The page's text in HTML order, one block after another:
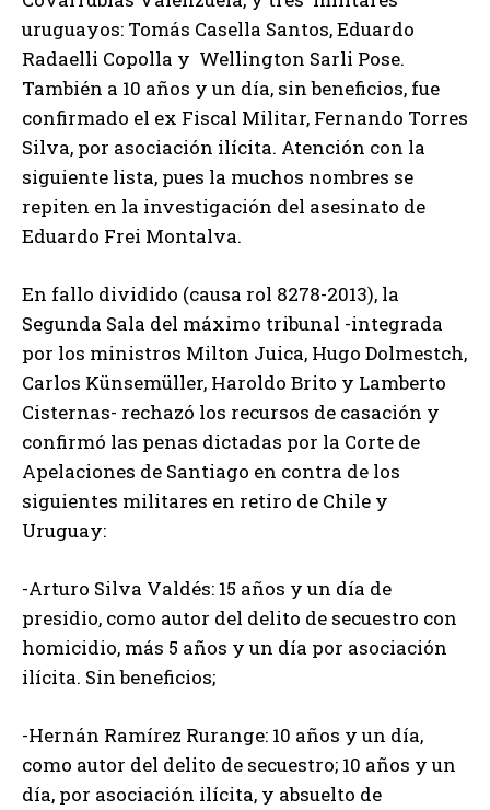
uruguayos: Tomás Casella Santos, Eduardo
Radaelli Copolla y Wellington Sarli Pose.
También a 10 años y un día, sin beneficios, fue
confirmado el ex Fiscal Militar, Fernando Torres
Silva, por asociación ilícita. Atención con la
siguiente lista, pues la muchos nombres se
repiten en la investigación del asesinato de
Eduardo Frei Montalva.
En fallo dividido (causa rol 8278-2013), la
Segunda Sala del máximo tribunal -integrada
por los ministros Milton Juica, Hugo Dolmestch,
Carlos Künsemüller, Haroldo Brito y Lamberto
Cisternas- rechazó los recursos de casación y
confirmó las penas dictadas por la Corte de
Apelaciones de Santiago en contra de los
siguientes militares en retiro de Chile y
Uruguay:
-Arturo Silva Valdés: 15 años y un día de
presidio, como autor del delito de secuestro con
homicidio, más 5 años y un día por asociación
ilícita. Sin beneficios;
-Hernán Ramírez Rurange: 10 años y un día,
como autor del delito de secuestro; 10 años y un
día, por asociación ilícita, y absuelto de